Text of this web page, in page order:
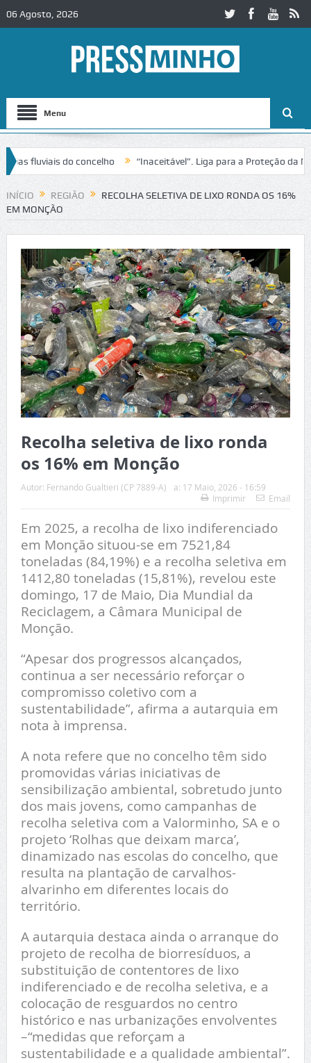
06 Agosto, 2026
Menu
fluviais do concelho “Inaceitável”. Liga para a Proteção da
no IC2 em Alcobaça Igreja do Castelo de Cerveira
INÍCIO REGIÃO
RECOLHA SELETIVA DE LIXO RONDA OS 16%
EM MONÇÃO
Recolha seletiva de lixo ronda
os 16% em Monção
Autor: Fernando Gualtieri (CP 7889-A) a: 17 Maio, 2026 - 16:59
Imprimir
Email
Em 2025, a recolha de lixo indiferenciado
em Monção situou-se em 7521,84
toneladas (84,19%) e a recolha seletiva em
1412,80 toneladas (15,81%), revelou este
domingo, 17 de Maio, Dia Mundial da
Reciclagem, a Câmara Municipal de
Monção.
“Apesar dos progressos alcançados,
continua a ser necessário reforçar o
compromisso coletivo com a
sustentabilidade”, afirma a autarquia em
nota à imprensa.
A nota refere que no concelho têm sido
promovidas várias iniciativas de
sensibilização ambiental, sobretudo junto
dos mais jovens, como campanhas de
recolha seletiva com a Valorminho, SA e o
projeto ‘Rolhas que deixam marca’,
dinamizado nas escolas do concelho, que
resulta na plantação de carvalhos-
alvarinho em diferentes locais do
território.
A autarquia destaca ainda o arranque do
projeto de recolha de biorresíduos, a
substituição de contentores de lixo
indiferenciado e de recolha seletiva, e a
colocação de resguardos no centro
histórico e nas urbanizações envolventes
–“medidas que reforçam a
sustentabilidade e a qualidade ambiental”.